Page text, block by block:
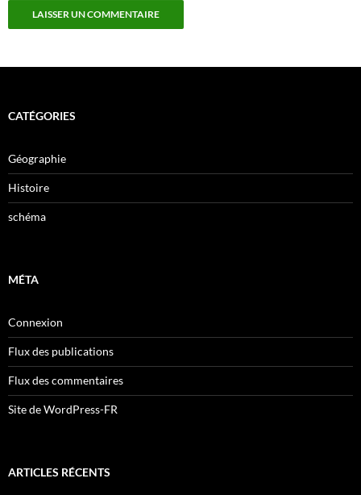
CATÉGORIES
Géographie
Histoire
schéma
MÉTA
Connexion
Flux des publications
Flux des commentaires
Site de WordPress-FR
ARTICLES RÉCENTS